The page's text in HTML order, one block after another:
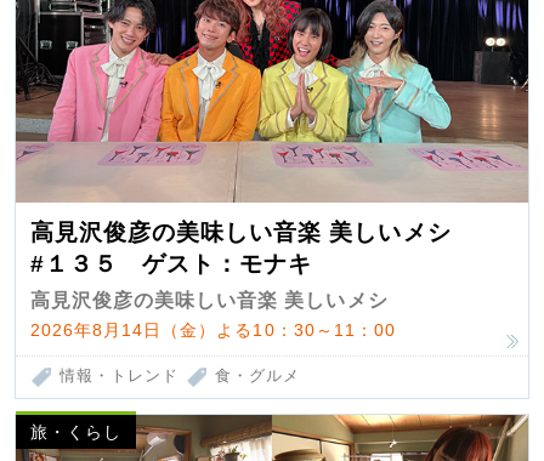
高見沢俊彦の美味しい音楽 美しいメシ
#１３５ ゲスト：モナキ
高見沢俊彦の美味しい音楽 美しいメシ
2026年8月14日（金）よる10：30～11：00
情報・トレンド 食・グルメ
旅・くらし